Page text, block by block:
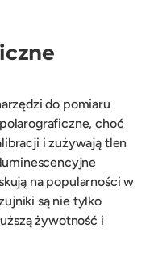
do pomiaru
choć
i zużywają tlen
na popularności w
są nie tylko
żywotność i